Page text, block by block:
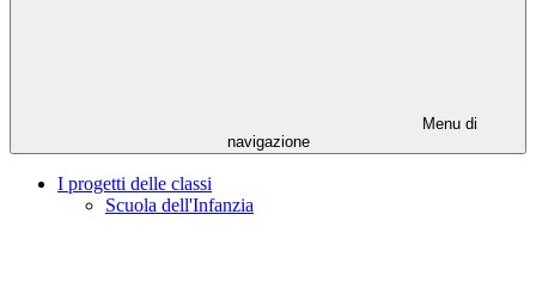
Menu di
navigazione
I progetti delle classi
Scuola dell'Infanzia